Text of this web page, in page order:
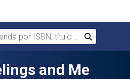
por ISBN, título o autor
Buscar
and Me